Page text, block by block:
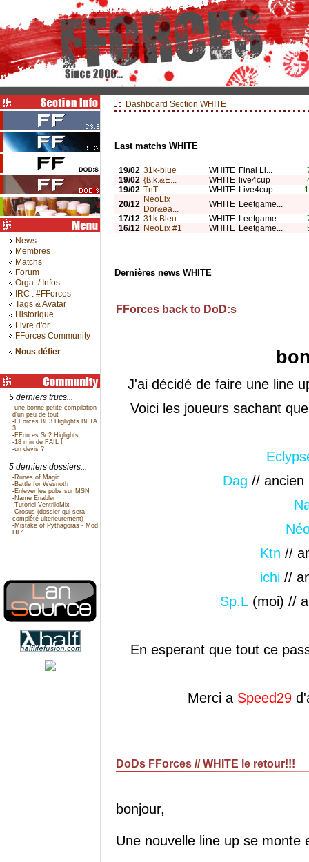
News
Membres
Matchs
Forum
Orga. / Infos
IRC : #FForces
Tags & Avatar
Historique
Livre d'or
FForces Community
Nous défier
5 derniers trucs...
-une bonne petite compilation
d'un peu de tout
-FForces BF3 Higlights BETA
3
-FForces Sc2 Higlights
-18 min de FAIL !
-un devis ?
5 derniers dossiers...
-Runes of Magic
-Battle for Wesnoth
-Enlever les pubs sur MSN
-Name Enabler
-Tutoriel VentriloMix
-Crosus (dossier qui sera
complêté ulterieurement)
-Mistake of Pythagoras - Mod
HL²
Dashboard Section WHITE
Last matchs WHITE
19/02 31k-blue WHITE Final Li...
19/02 {ß.k.&E... WHITE live4cup
19/02 TnT WHITE Live4cup
20/12 NeoLix
Dor&ea...
WHITE Leetgame...
17/12 31k.Bleu WHITE Leetgame...
16/12 NeoLix #1 WHITE Leetgame...
Dernières news WHITE
FForces back to DoD:s
J'ai décidé de faire une line
Voici les joueurs sachant
Dag // ancien
Ktn //
ichi //
Sp.L (moi) //
En esperant que tout ce
Merci a Speed29
DoDs FForces // WHITE le retour!!!
bonjour,
Une nouvelle line up se monte